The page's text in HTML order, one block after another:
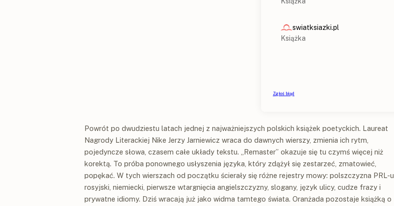
Powrót po dwudziestu latach jednej z najważniejszych polskich książek poetyckich. Laureat
Nagrody Literackiej Nike Jerzy Jarniewicz wraca do dawnych wierszy, zmienia ich rytm,
pojedyncze słowa, czasem całe układy tekstu. „Remaster” okazuje się tu czymś więcej niż
korektą. To próba ponownego usłyszenia języka, który zdążył się zestarzeć, zmatowieć,
popękać. W tych wierszach od początku ścierały się różne rejestry mowy: polszczyzna PRL-u,
rosyjski, niemiecki, pierwsze wtargnięcia angielszczyzny, slogany, język ulicy, cudze frazy i
prywatne idiomy. Dziś wracają już jako widma tamtego świata. Oranżada pozostaje książką o